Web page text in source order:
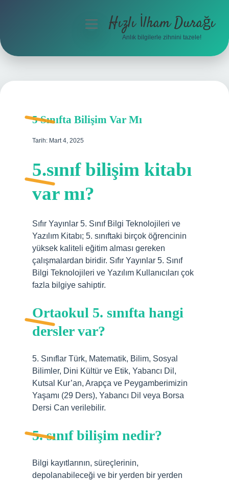
Hakkımızda
menüyüHızlı İlham Durağı
Anlık bilgilerle zihnini tazele!
5 Sınıfta Bilişim Var Mı
Tarih: Mart 4, 2025
5.sınıf bilişim kitabı
var mı?
Sıfır Yayınlar 5. Sınıf Bilgi Teknolojileri ve
Yazılım Kitabı; 5. sınıftaki birçok öğrencinin
yüksek kaliteli eğitim alması gereken
çalışmalardan biridir. Sıfır Yayınlar 5. Sınıf
Bilgi Teknolojileri ve Yazılım Kullanıcıları çok
fazla bilgiye sahiptir.
Ortaokul 5. sınıfta hangi
dersler var?
5. Sınıflar Türk, Matematik, Bilim, Sosyal
Bilimler, Dini Kültür ve Etik, Yabancı Dil,
Kutsal Kur’an, Arapça ve Peygamberimizin
Yaşamı (29 Ders), Yabancı Dil veya Borsa
Dersi Can verilebilir.
5. sınıf bilişim nedir?
Bilgi kayıtlarının, süreçlerinin,
depolanabileceği ve bir yerden bir yerden